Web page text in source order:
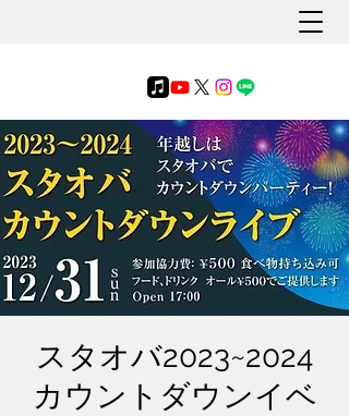
スタオバ2023~2024
カウントダウンイベ